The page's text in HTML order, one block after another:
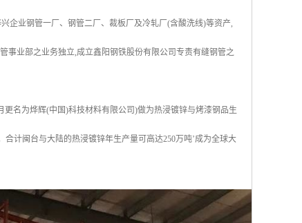
企业钢管一厂、钢管二厂、裁板厂及冷轧厂(含酸洗线)等资产,
事业部之业务独立,成立鑫阳钢铁股份有限公司专责有缝钢管之
名为烨辉(中国)科技材料有限公司)做为热浸镀锌与烤漆钢品生
计闽台与大陆的热浸镀锌年生产量可高达250万吨’成为全球大